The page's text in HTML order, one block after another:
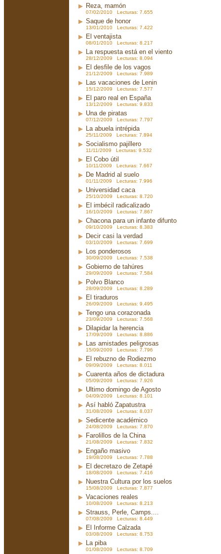
Reza, mamón
07/02/2010 Lecturas: 7.655
Saque de honor
13/01/2010 Lecturas: 7.422
El ventajista
08/01/2010 Lecturas: 8.217
La respuesta está en el viento
28/12/2009 Lecturas: 8.094
El desfile de los vagos
21/12/2009 Lecturas: 7.989
Las vacaciones de Lenin
15/12/2009 Lecturas: 7.577
El paro real en España
13/12/2009 Lecturas: 9.833
Una de piratas
07/12/2009 Lecturas: 7.797
La abuela intrépida
25/11/2009 Lecturas: 7.894
Socialismo pajillero
11/11/2009 Lecturas: 9.532
El Cobo útil
10/11/2009 Lecturas: 7.667
De Madrid al suelo
01/11/2009 Lecturas: 7.996
Universidad caca
25/10/2009 Lecturas: 8.720
El imbécil radicalizado
16/10/2009 Lecturas: 7.867
Chacona para un infante difunto
09/10/2009 Lecturas: 8.383
Decir casi la verdad
03/10/2009 Lecturas: 7.699
Los ponderosos
30/09/2009 Lecturas: 7.538
Gobierno de tahúres
29/09/2009 Lecturas: 7.584
Polvo Blanco
28/09/2009 Lecturas: 8.289
El tiraduros
26/09/2009 Lecturas: 9.495
Tengo una corazonada
23/09/2009 Lecturas: 7.568
Dilapidar la herencia
17/09/2009 Lecturas: 8.886
Las amistades peligrosas
15/09/2009 Lecturas: 7.796
El rebuzno de Rodiezmo
09/09/2009 Lecturas: 8.011
Cuarenta años de dictadura
05/09/2009 Lecturas: 7.926
Ultimo domingo de Agosto
04/09/2009 Lecturas: 8.101
Así habló Zapatustra
31/08/2009 Lecturas: 8.037
Sedicente académico
24/08/2009 Lecturas: 7.870
Farolillos de la China
21/08/2009 Lecturas: 7.832
Engaño masivo
19/08/2009 Lecturas: 7.788
El decretazo de Zetapé
18/08/2009 Lecturas: 7.416
Nuestra Cultura por los suelos
15/08/2009 Lecturas: 7.877
Vacaciones reales
10/08/2009 Lecturas: 8.213
Strauss, Perle, Camps....
07/08/2009 Lecturas: 8.449
El Informe Calzada
03/08/2009 Lecturas: 8.753
La piba
01/08/2009 Lecturas: 8.709